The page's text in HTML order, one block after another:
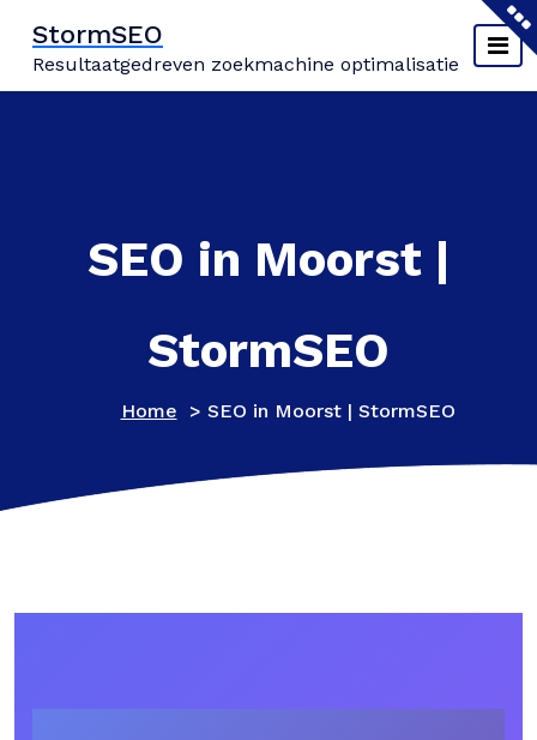
inhoud
springen
StormSEO
Resultaatgedreven zoekmachine optimalisatie
SEO in Moorst |
StormSEO
Home > SEO in Moorst | StormSEO